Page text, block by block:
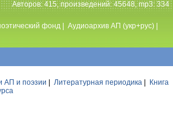
Авторов: 415, произведений: 45648, mp3: 334
фонд Аудиоархив АП (укр+рус)
АП и поэзии Литературная периодика
Книга